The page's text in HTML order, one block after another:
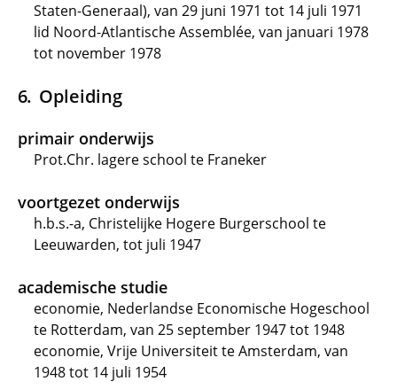
Staten-Generaal), van 29 juni 1971 tot 14 juli 1971
lid Noord-Atlantische Assemblée, van januari 1978
tot november 1978
Opleiding
primair onderwijs
Prot.Chr. lagere school te Franeker
voortgezet onderwijs
h.b.s.-a, Christelijke Hogere Burgerschool te
Leeuwarden, tot juli 1947
academische studie
economie, Nederlandse Economische Hogeschool
te Rotterdam, van 25 september 1947 tot 1948
economie, Vrije Universiteit te Amsterdam, van
1948 tot 14 juli 1954